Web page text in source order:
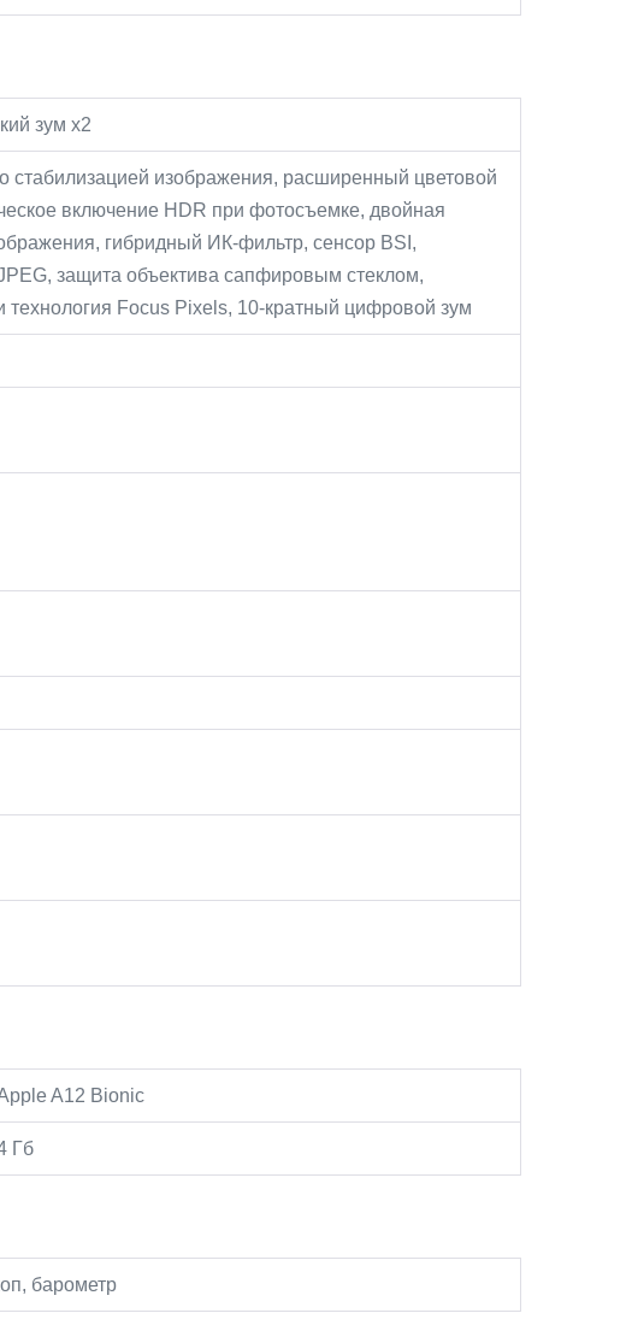
зум х2
стабилизацией изображения, расширенный цветовой
включение HDR при фотосъемке, двойная
гибридный ИК-фильтр, сенсор BSI,
защита объектива сапфировым стеклом,
Focus Pixels, 10-кратный цифровой зум
A12 Bionic
Гб
барометр